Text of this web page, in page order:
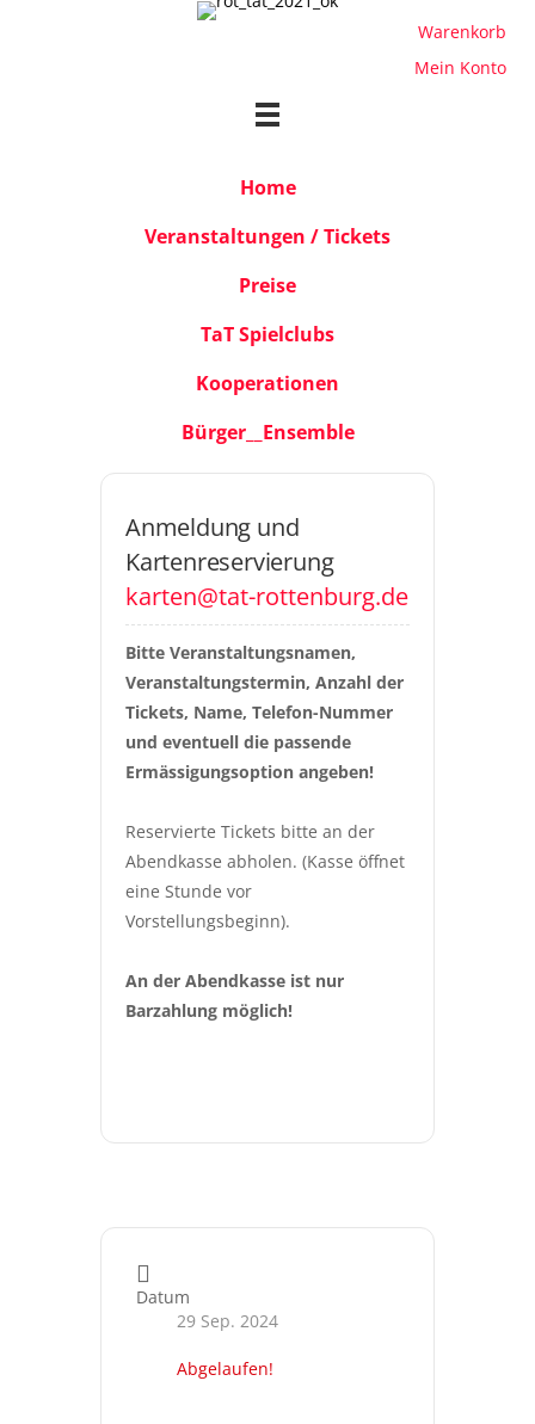
Warenkorb
Mein Konto
Home
Veranstaltungen / Tickets
Preise
TaT Spielclubs
Kooperationen
Bürger__Ensemble
Haus
Anmeldung und
Kartenreservierung
karten@tat-rottenburg.de
Bitte Veranstaltungsnamen,
Veranstaltungstermin, Anzahl der
Tickets, Name, Telefon-Nummer
und eventuell die passende
Ermässigungsoption angeben!
Reservierte Tickets bitte an der
Abendkasse abholen. (Kasse öffnet
eine Stunde vor
Vorstellungsbeginn).
An der Abendkasse ist nur
Barzahlung möglich!
Datum
29 Sep. 2024
Abgelaufen!